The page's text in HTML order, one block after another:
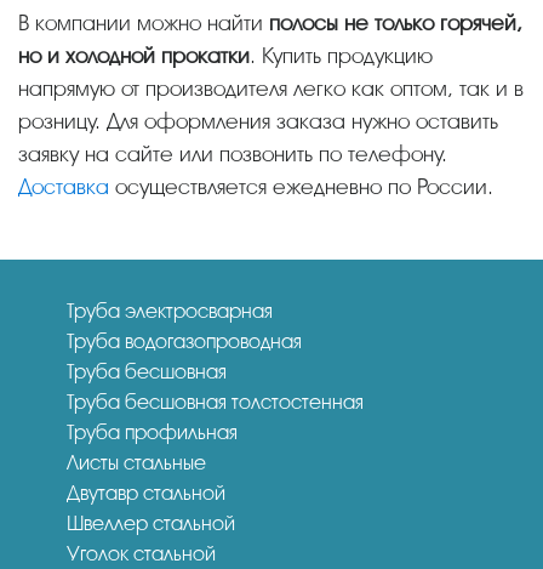
В компании можно найти полосы не только горячей,
но и холодной прокатки. Купить продукцию
напрямую от производителя легко как оптом, так и в
розницу. Для оформления заказа нужно оставить
заявку на сайте или позвонить по телефону.
Доставка осуществляется ежедневно по России.
Труба электросварная
Труба водогазопроводная
Труба бесшовная
Труба бесшовная толстостенная
Труба профильная
Листы стальные
Двутавр стальной
Швеллер стальной
Уголок стальной